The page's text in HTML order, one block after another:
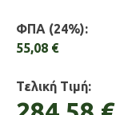
ΦΠΑ (24%):
55,08 €
Τελική Τιμή: